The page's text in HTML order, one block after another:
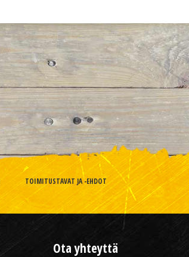
TOIMITUSTAVAT JA -EHDOT
Ota yhteyttä